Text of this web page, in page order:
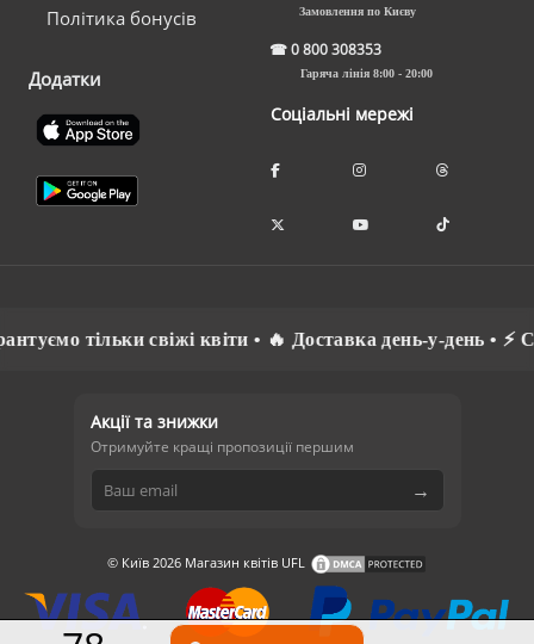
Політика бонусів
Додатки
Замовлення по Києву
☎0 800 308353
Гаряча лінія 8:00 - 20:00
Соціальні мережі
свіжі квіти • 🔥 Доставка день-у-день • ⚡
Акції та знижки
Отримуйте кращі пропозиції першим
→
© Київ 2026 Магазин квітів UFL